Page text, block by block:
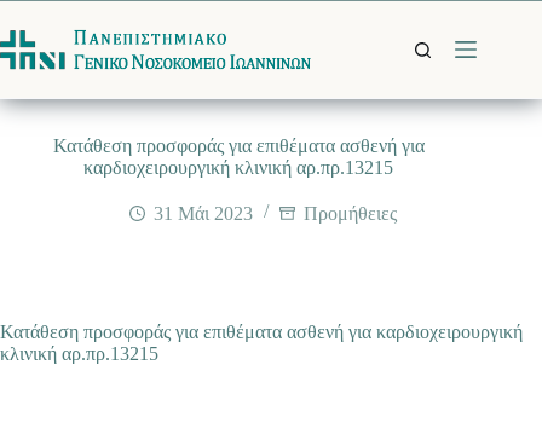
στο
περιεχόμενο
Κατάθεση προσφοράς για επιθέματα ασθενή για
καρδιοχειρουργική κλινική αρ.πρ.13215
31 Μάι 2023 Προμήθειες
Κατάθεση προσφοράς για επιθέματα ασθενή για καρδιοχειρουργική
κλινική αρ.πρ.13215